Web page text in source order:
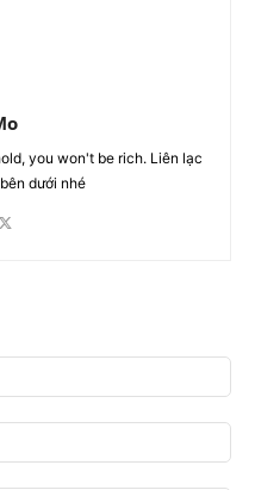
you won't be rich. Liên lạc
dưới nhé